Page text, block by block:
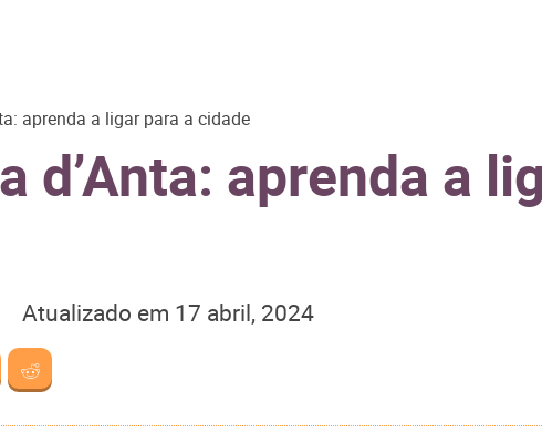
aprenda a ligar para a cidade
d’Anta: aprenda a
Atualizado em 17 abril, 2024